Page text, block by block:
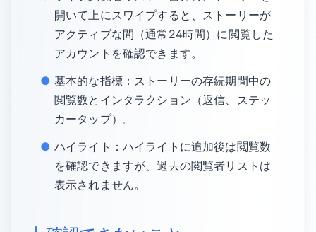
開いて上にスワイプすると、ストーリーが
アクティブな間（通常24時間）に閲覧した
アカウントを確認できます。
基本的な指標：ストーリーの存続期間中の
閲覧数とインタラクション（返信、ステッ
カータップ）。
ハイライト：ハイライトに追加後は閲覧数
を確認できますが、過去の閲覧者リストは
表示されません。